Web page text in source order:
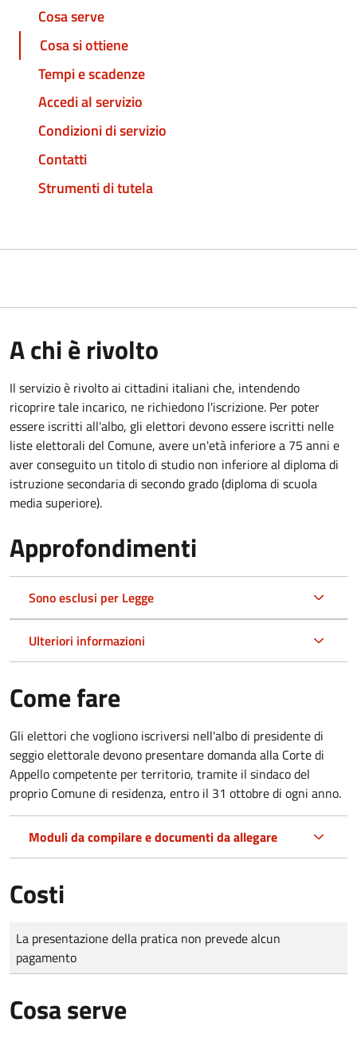
Cosa serve
Cosa si ottiene
Tempi e scadenze
Accedi al servizio
Condizioni di servizio
Contatti
Strumenti di tutela
A chi è rivolto
Il servizio è rivolto ai cittadini italiani che, intendendo
ricoprire tale incarico, ne richiedono l'iscrizione. Per poter
essere iscritti all'albo, gli elettori devono essere iscritti nelle
liste elettorali del Comune, avere un'età inferiore a 75 anni e
aver conseguito un titolo di studio non inferiore al diploma di
istruzione secondaria di secondo grado (diploma di scuola
media superiore).
Approfondimenti
Sono esclusi per Legge
Ulteriori informazioni
Come fare
Gli elettori che vogliono iscriversi nell'albo di presidente di
seggio elettorale devono presentare domanda alla Corte di
Appello competente per territorio, tramite il sindaco del
proprio Comune di residenza, entro il 31 ottobre di ogni anno.
Moduli da compilare e documenti da allegare
Costi
Tipo di pagamento
Importo
La presentazione della pratica non prevede alcun
pagamento
Cosa serve